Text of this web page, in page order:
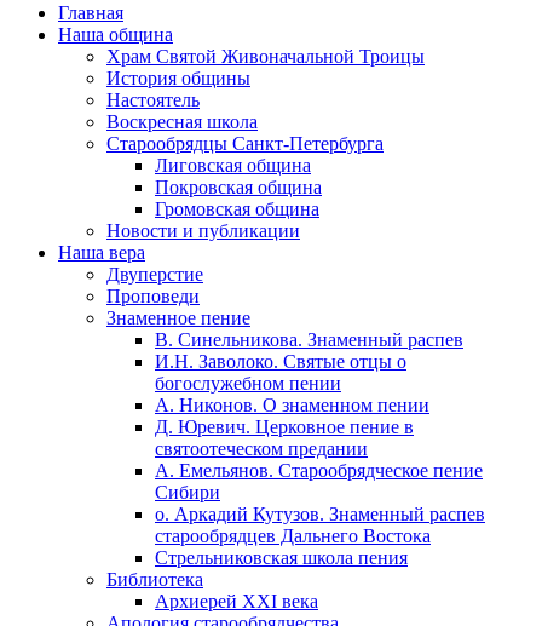
Главная
Наша община
Храм Святой Живоначальной Троицы
История общины
Настоятель
Воскресная школа
Старообрядцы Санкт-Петербурга
Лиговская община
Покровская община
Громовская община
Новости и публикации
Наша вера
Двуперстие
Проповеди
Знаменное пение
В. Синельникова. Знаменный распев
И.Н. Заволоко. Святые отцы о
богослужебном пении
А. Никонов. О знаменном пении
Д. Юревич. Церковное пение в
святоотеческом предании
А. Емельянов. Старообрядческое пение
Сибири
о. Аркадий Кутузов. Знаменный распев
старообрядцев Дальнего Востока
Стрельниковская школа пения
Библиотека
Архиерей XXI века